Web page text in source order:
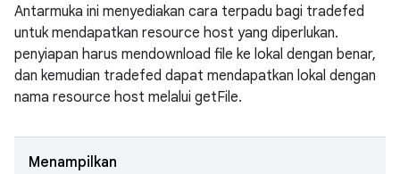
Antarmuka ini menyediakan cara terpadu bagi tradefed
untuk mendapatkan resource host yang diperlukan.
penyiapan harus mendownload file ke lokal dengan benar,
dan kemudian tradefed dapat mendapatkan lokal dengan
nama resource host melalui getFile.
Menampilkan